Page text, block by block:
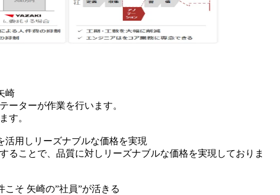
崎
ーターが作業を行います。
す。
用しリーズナブルな価格を実現
ることで、品質に対しリーズナブルな価格を実現しておりま
そ 矢崎の”社員”が活きる